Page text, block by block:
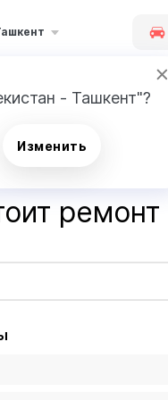
- Ташкент"?
Изменить